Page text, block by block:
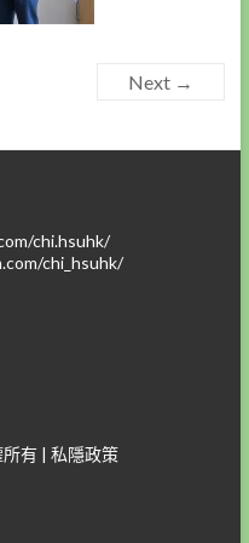
Next →
chi.hsuhk/
chi_hsuhk/
有 | 私隱政策